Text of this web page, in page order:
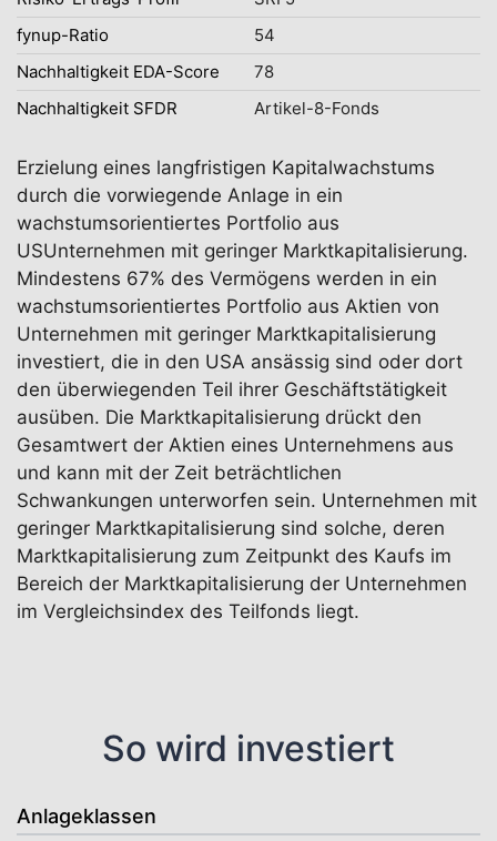
fynup-Ratio
54
Nachhaltigkeit EDA-Score
78
Nachhaltigkeit SFDR
Artikel-8-Fonds
Erzielung eines langfristigen Kapitalwachstums
durch die vorwiegende Anlage in ein
wachstumsorientiertes Portfolio aus
USUnternehmen mit geringer Marktkapitalisierung.
Mindestens 67% des Vermögens werden in ein
wachstumsorientiertes Portfolio aus Aktien von
Unternehmen mit geringer Marktkapitalisierung
investiert, die in den USA ansässig sind oder dort
den überwiegenden Teil ihrer Geschäftstätigkeit
ausüben. Die Marktkapitalisierung drückt den
Gesamtwert der Aktien eines Unternehmens aus
und kann mit der Zeit beträchtlichen
Schwankungen unterworfen sein. Unternehmen mit
geringer Marktkapitalisierung sind solche, deren
Marktkapitalisierung zum Zeitpunkt des Kaufs im
Bereich der Marktkapitalisierung der Unternehmen
im Vergleichsindex des Teilfonds liegt.
So wird investiert
Anlageklassen